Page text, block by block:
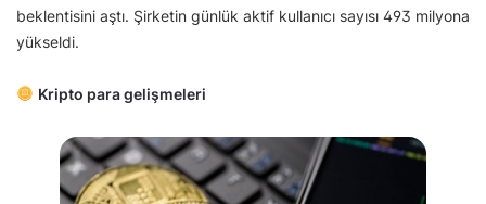
beklentisini aştı. Şirketin günlük aktif kullanıcı sayısı 493 milyona
yükseldi.
Kripto para gelişmeleri